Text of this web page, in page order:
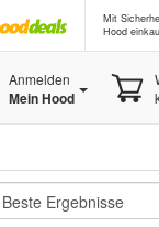
Mit
Hood
Anmelden
Mein Hood